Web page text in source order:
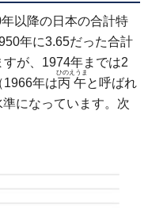
以降の日本の合計特
年に3.65だった合計
が、1974年までは2
1966年は丙午
ひのえうま
と呼ばれ
になっています。次